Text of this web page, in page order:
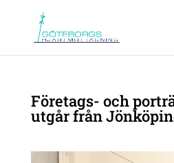
Företags- och
utgår från